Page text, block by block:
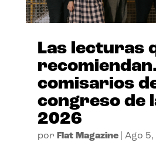
Las lecturas
comisarios
congreso de
2026
por Flat Magazine| Ago 5,